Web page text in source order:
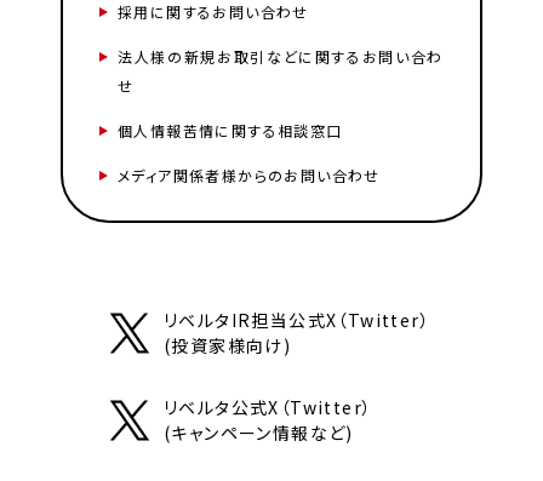
採用に関するお問い合わせ
法人様の新規お取引などに関するお問い合わ
せ
個人情報苦情に関する相談窓口
メディア関係者様からのお問い合わせ
リベルタIR担当公式X（Twitter）
(投資家様向け)
リベルタ公式X（Twitter）
(キャンペーン情報など)